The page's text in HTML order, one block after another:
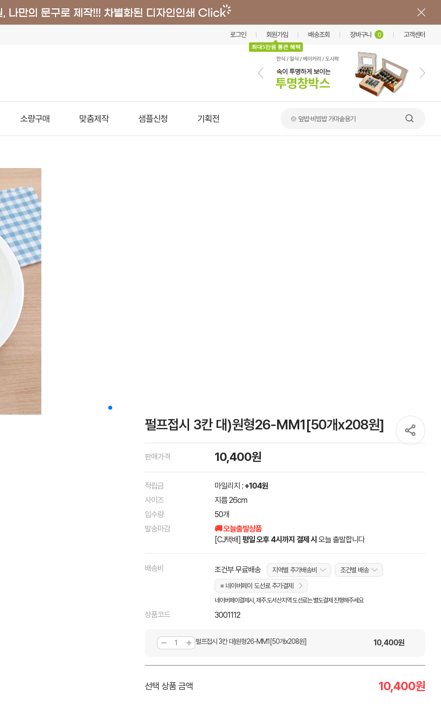
로그인 회원가입
최대5만원 통큰 혜택
배송조회 장바구니 0 고객센터
소량구매 맞춤제작 샘플신청 기획전 🍲 덮밥·비빔밥 가마솥용기
펄프접시 3칸 대)원형26-MM1[50개x208원]
판매가격 10,400원
적립금 마일리지 : +104원
사이즈
지름 26cm
입수량
50개
발송마감
🚚 오늘출발상품
[CJ택배] 평일 오후 4시까지 결제 시 오늘 출발합니다
배송비 조건부 무료배송 지역별 추가배송비
조건별 배송
※ 네이버페이 도선료 추가결제
네이버페이결제시, 제주.도서산지역 도선료는 별도결제 진행해주세요
상품코드 3001112
펄프접시 3칸 대)원형26-MM1[50개x208원] 10,400원
선택 상품 금액 10,400원